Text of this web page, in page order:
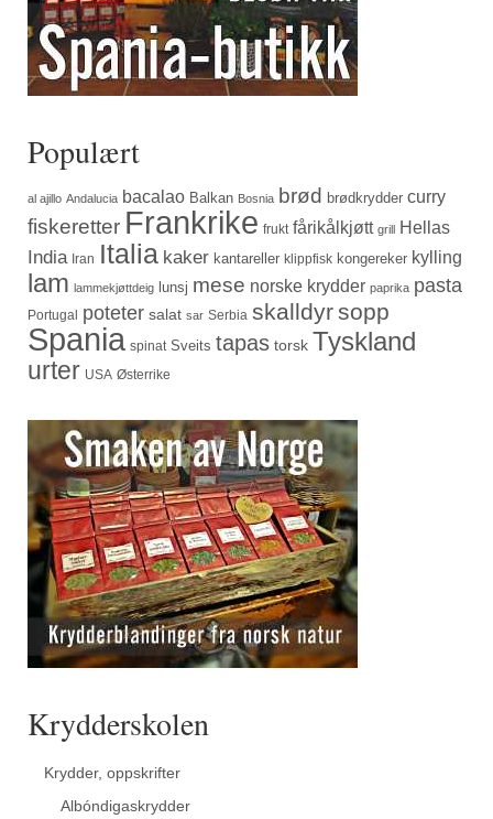
Populært
al ajillo Andalucia bacalao Balkan Bosnia brød brødkrydder curry
fiskeretter Frankrike frukt fårikålkjøtt grill Hellas
India Iran Italia kaker kantareller klippfisk kongereker kylling
lam lammekjøttdeig lunsj mese norske krydder paprika pasta
Portugal poteter salat sar Serbia skalldyrsopp
Spania spinat Sveits tapas torsk Tyskland
urter USA Østerrike
Krydderskolen
Krydder, oppskrifter
Albóndigaskrydder